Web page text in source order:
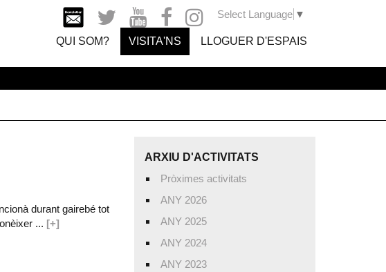
Select Language ▼
QUI SOM? VISITA'NS LLOGUER D'ESPAIS
durant gairebé tot
... [+]
ARXIU D'ACTIVITATS
Pròximes activitats
ANY 2026
ANY 2025
ANY 2024
ANY 2023